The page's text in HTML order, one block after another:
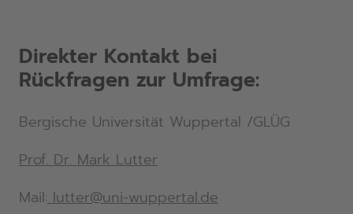
Direkter Kontakt bei
Rückfragen zur Umfrage:
Bergische Universität Wuppertal /GLÜG
Prof. Dr. Mark Lutter
Mail:lutter@uni-wuppertal.de